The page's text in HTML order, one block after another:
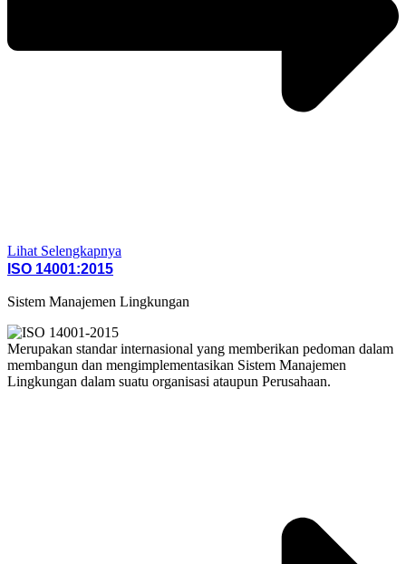
Lihat Selengkapnya
ISO 14001:2015
Sistem Manajemen Lingkungan
Merupakan standar internasional yang memberikan pedoman dalam
membangun dan mengimplementasikan Sistem Manajemen
Lingkungan dalam suatu organisasi ataupun Perusahaan.